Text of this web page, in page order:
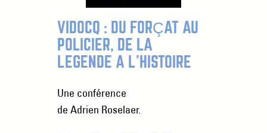
VIDOCQ : DU FORÇAT AU
POLICIER, DE LA
LÉGENDE À L’HISTOIRE
Une conférence
de Adrien Roselaer.